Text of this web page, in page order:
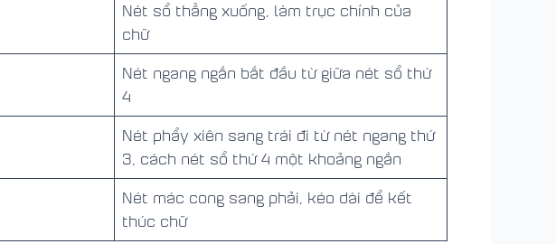
Nét sổ thẳng xuống, làm trục chính của
chữ
Nét ngang ngắn bắt đầu từ giữa nét sổ thứ
4
Nét phẩy xiên sang trái đi từ nét ngang thứ
3, cách nét sổ thứ 4 một khoảng ngắn
Nét mác cong sang phải, kéo dài để kết
thúc chữ